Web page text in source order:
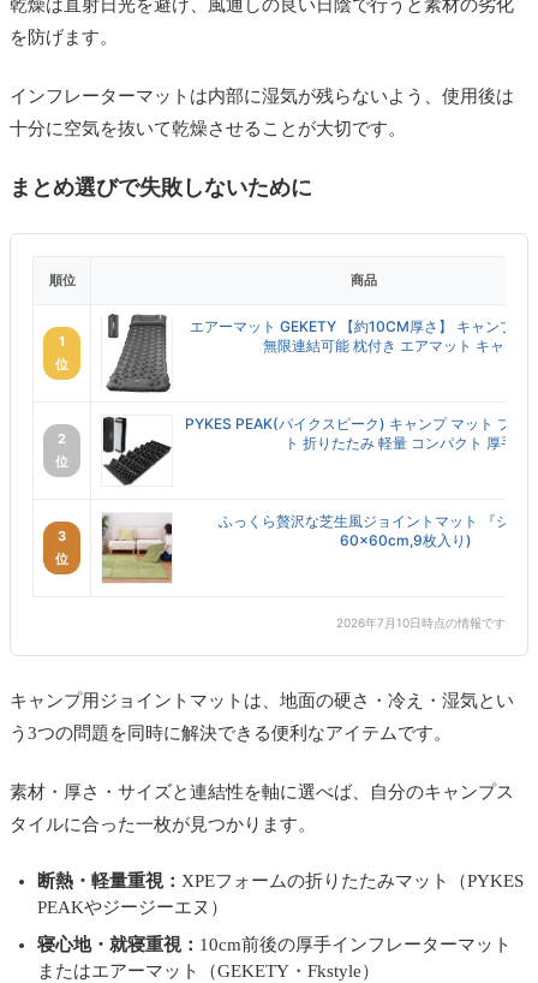
乾燥は直射日光を避け、風通しの良い日陰で行うと素材の劣化
を防げます。
インフレーターマットは内部に湿気が残らないよう、使用後は
十分に空気を抜いて乾燥させることが大切です。
まとめ選びで失敗しないために
順位 商品
1
位
エアーマット GEKETY 【約10CM厚さ】 キャンプ マ
無限連結可能 枕付き エアマット キャンプ
2
位
PYKES PEAK(パイクスピーク) キャンプ マット プロ
ト 折りたたみ 軽量 コンパクト 厚手...
3
位
ふっくら贅沢な芝生風ジョイントマット 『シー
60×60cm,9枚入り)
2026年7月10日時点の情報です
キャンプ用ジョイントマットは、地面の硬さ・冷え・湿気とい
う3つの問題を同時に解決できる便利なアイテムです。
素材・厚さ・サイズと連結性を軸に選べば、自分のキャンプス
タイルに合った一枚が見つかります。
断熱・軽量重視： XPEフォームの折りたたみマット（PYKES
PEAKやジージーエヌ）
寝心地・就寝重視： 10cm前後の厚手インフレーターマット
またはエアーマット（GEKETY・Fkstyle）